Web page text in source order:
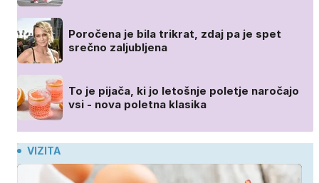
Poročena je bila trikrat, zdaj pa je spet
srečno zaljubljena
To je pijača, ki jo letošnje poletje naročajo
vsi - nova poletna klasika
VIZITA